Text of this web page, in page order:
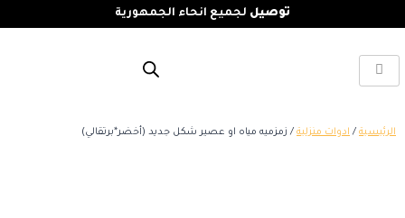
توصيل لجميع انحاء الجمهورية
الرئيسية / ادوات منزلية / زمزميه مياه او عصير شكل جديد (أخضر*برتقالي)